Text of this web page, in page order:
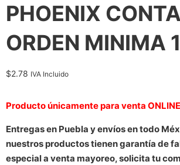
PHOENIX
ORDEN MINIMA
$2.78 IVA Incluido
Producto únicamente para venta ONLINE
Entregas en Puebla y envíos en todo
nuestros productos tienen garantía de
especial a venta mayoreo, solicita tu